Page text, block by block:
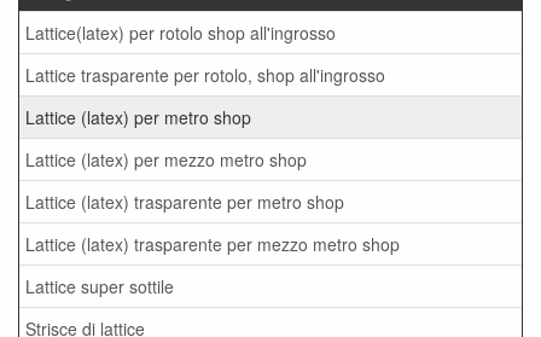
Lattice(latex) per rotolo shop all'ingrosso
Lattice trasparente per rotolo, shop all'ingrosso
Lattice (latex) per metro shop
Lattice (latex) per mezzo metro shop
Lattice (latex) trasparente per metro shop
Lattice (latex) trasparente per mezzo metro shop
Lattice super sottile
Strisce di lattice